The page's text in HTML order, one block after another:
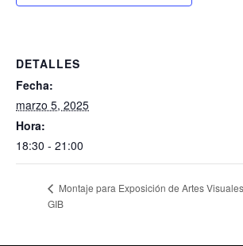
DETALLES
Fecha:
marzo 5, 2025
Hora:
18:30 - 21:00
Montaje para Exposición de Artes Visuales
GIB